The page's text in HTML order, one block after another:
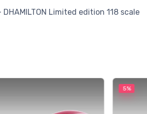
DHAMILTON Limited edition 118 scale
5%